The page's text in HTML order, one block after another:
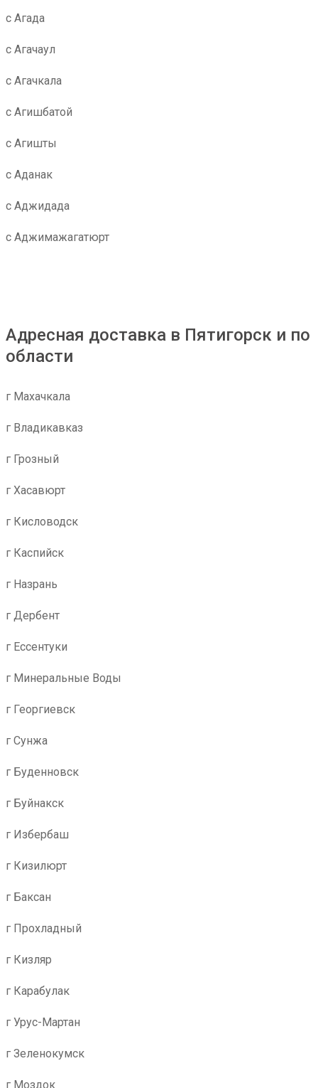
с Агада
с Агачаул
с Агачкала
с Агишбатой
с Агишты
с Аданак
с Аджидада
с Аджимажагатюрт
Адресная доставка в Пятигорск и по
области
г Махачкала
г Владикавказ
г Грозный
г Хасавюрт
г Кисловодск
г Каспийск
г Назрань
г Дербент
г Ессентуки
г Минеральные Воды
г Георгиевск
г Сунжа
г Буденновск
г Буйнакск
г Избербаш
г Кизилюрт
г Баксан
г Прохладный
г Кизляр
г Карабулак
г Урус-Мартан
г Зеленокумск
г Моздок